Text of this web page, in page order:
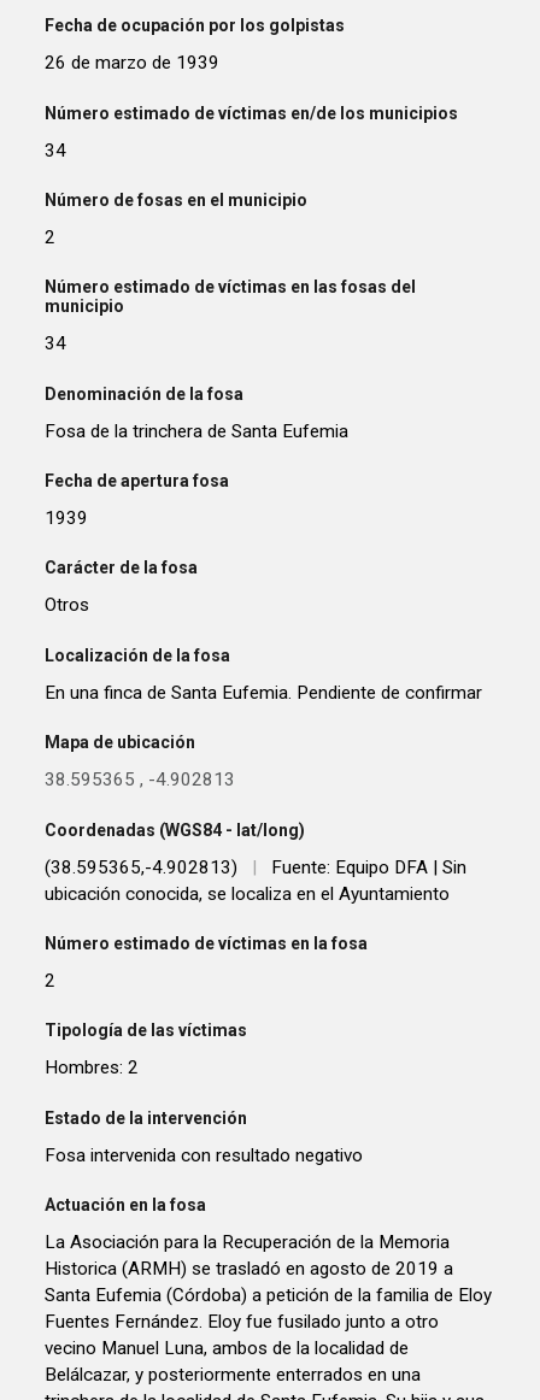
Fecha de ocupación por los golpistas
26 de marzo de 1939
Número estimado de víctimas en/de los municipios
34
Número de fosas en el municipio
2
Número estimado de víctimas en las fosas del
municipio
34
Denominación de la fosa
Fosa de la trinchera de Santa Eufemia
Fecha de apertura fosa
1939
Carácter de la fosa
Otros
Localización de la fosa
En una finca de Santa Eufemia. Pendiente de confirmar
Mapa de ubicación
38.595365 , -4.902813
Coordenadas (WGS84 - lat/long)
(38.595365,-4.902813) |
Fuente: Equipo DFA | Sin
ubicación conocida, se localiza en el Ayuntamiento
Número estimado de víctimas en la fosa
2
Tipología de las víctimas
Hombres: 2
Estado de la intervención
Fosa intervenida con resultado negativo
Actuación en la fosa
La Asociación para la Recuperación de la Memoria
Historica (ARMH) se trasladó en agosto de 2019 a
Santa Eufemia (Córdoba) a petición de la familia de Eloy
Fuentes Fernández. Eloy fue fusilado junto a otro
vecino Manuel Luna, ambos de la localidad de
Belálcazar, y posteriormente enterrados en una